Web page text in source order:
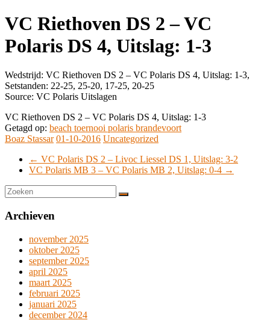
VC Riethoven DS 2 – VC
Polaris DS 4, Uitslag: 1-3
Wedstrijd: VC Riethoven DS 2 – VC Polaris DS 4, Uitslag: 1-3,
Setstanden: 22-25, 25-20, 17-25, 20-25
Source: VC Polaris Uitslagen
VC Riethoven DS 2 – VC Polaris DS 4, Uitslag: 1-3
Getagd op: beach toernooi polaris brandevoort
Boaz Stassar 01-10-2016 Uncategorized
← VC Polaris DS 2 – Livoc Liessel DS 1, Uitslag: 3-2
VC Polaris MB 3 – VC Polaris MB 2, Uitslag: 0-4 →
Archieven
november 2025
oktober 2025
september 2025
april 2025
maart 2025
februari 2025
januari 2025
december 2024